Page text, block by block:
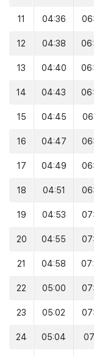
11 04:36
12 04:38
13 04:40
14 04:43
15 04:45
16 04:47
17 04:49
18 04:51
19 04:53
20 04:55
21 04:58
22 05:00
23 05:02
24 05:04